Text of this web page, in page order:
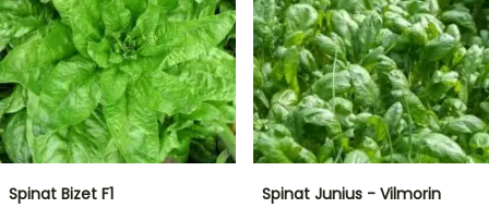
Spinat Bizet F1 Spinat Junius - Vilmorin